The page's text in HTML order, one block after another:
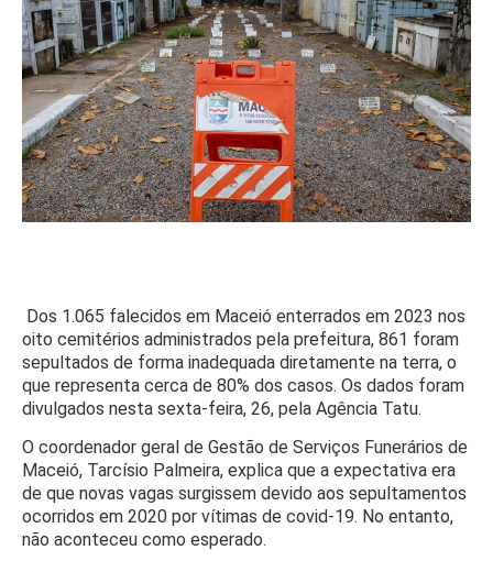
Dos 1.065 falecidos em Maceió enterrados em 2023 nos
oito cemitérios administrados pela prefeitura, 861 foram
sepultados de forma inadequada diretamente na terra, o
que representa cerca de 80% dos casos. Os dados foram
divulgados nesta sexta-feira, 26, pela Agência Tatu.
O coordenador geral de Gestão de Serviços Funerários de
Maceió, Tarcísio Palmeira, explica que a expectativa era
de que novas vagas surgissem devido aos sepultamentos
ocorridos em 2020 por vítimas de covid-19. No entanto,
não aconteceu como esperado.